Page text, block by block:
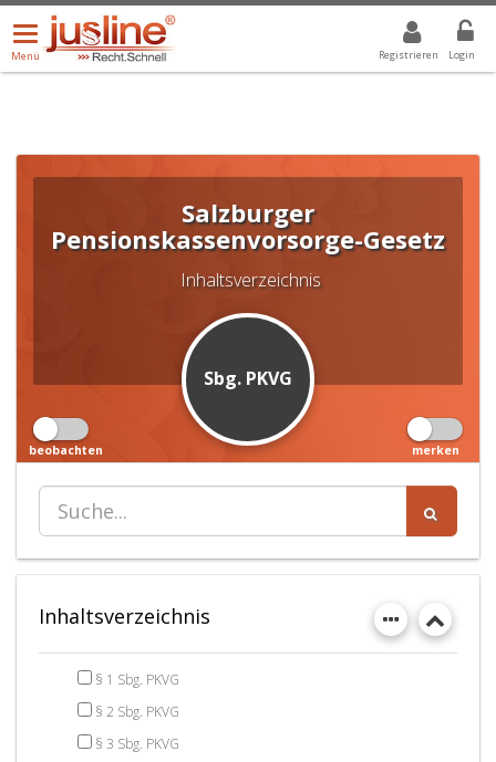
Registrieren Login
Menü
öffnen/schließen
Menü
ALLE DROPDOWN: GEWÄHLTER WERT IST ALLE
Salzburger
Pensionskassenvorsorge-Gesetz
Inhaltsverzeichnis
Sbg. PKVG
beobachten merken
Inhaltsverzeichnis
§ 1 Sbg. PKVG
§ 2 Sbg. PKVG
§ 3 Sbg. PKVG